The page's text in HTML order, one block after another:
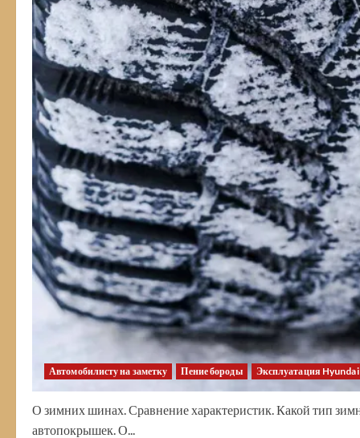
Автомобилисту на заметку Пение бороды Эксплуатация
О зимних шинах. Сравнение характеристик. Какой тип
автопокрышек. О...